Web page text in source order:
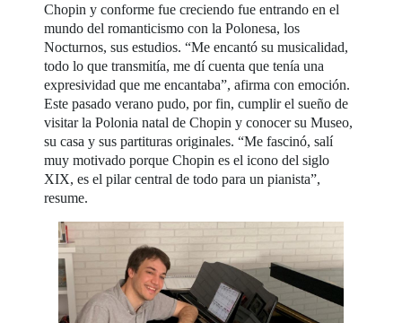
Chopin y conforme fue creciendo fue entrando en el
mundo del romanticismo con la Polonesa, los
Nocturnos, sus estudios. “Me encantó su musicalidad,
todo lo que transmitía, me dí cuenta que tenía una
expresividad que me encantaba”, afirma con emoción.
Este pasado verano pudo, por fin, cumplir el sueño de
visitar la Polonia natal de Chopin y conocer su Museo,
su casa y sus partituras originales. “Me fascinó, salí
muy motivado porque Chopin es el icono del siglo
XIX, es el pilar central de todo para un pianista”,
resume.